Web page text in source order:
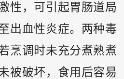
性，可引起胃肠道局
出血性炎症。两种毒
烹调时未充分煮熟煮
被破坏，食用后容易